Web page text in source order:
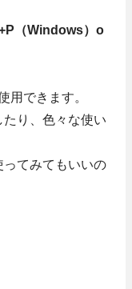
（Windows）o
用できます。
り、色々な使い
てみてもいいの